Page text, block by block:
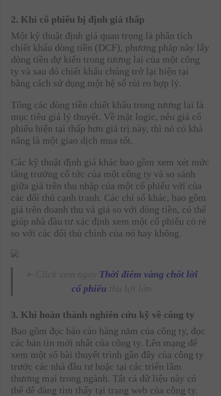
2. Khi cổ phiếu bị định giá thấp
Một kỹ thuật định giá quan trọng là phân tích
chiết khấu dòng tiền (DCF), phương pháp này lấy
dòng tiền dự kiến ​​trong tương lai của một công
ty và sau đó chiết khấu chúng trở lại hiện tại
bằng cách sử dụng một hệ số rủi ro hợp lý.
Tổng các dòng tiền chiết khấu trong tương lai là
mục tiêu giá lý thuyết. Về mặt logic, nếu giá cổ
phiếu hiện tại thấp hơn giá trị này, thì nó có khả
năng là một giao dịch mua tốt.
Các kỹ thuật định giá khác bao gồm xem xét mức
tăng trưởng cổ tức của một công ty và so sánh
giữa giá trên thu nhập của một cổ phiếu với của
các đối thủ cạnh tranh. Các chỉ số khác, bao gồm
giá trên doanh thu và giá so với dòng tiền, có thể
giúp nhà đầu tư xác định xem một cổ phiếu có rẻ
so với các đối thủ chính của nó hay không.
Thời điểm vàng chốt lời
cổ phiếu
3. Khi hoàn thành nghiên cứu kỹ về công ty
Bao gồm đọc báo cáo hàng năm của công ty, đọc
các bản tin mới nhất của công ty. Lên mạng để
xem một số bài thuyết trình gần đây của công ty
trước các nhà đầu tư hoặc tại các triển lãm
thương mại trong ngành. Tất cả dữ liệu này có
thể dễ dàng tìm thấy tại trang web của công ty.